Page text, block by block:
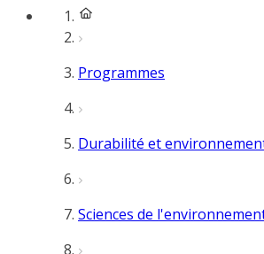
Programmes
Durabilité et
Sciences de